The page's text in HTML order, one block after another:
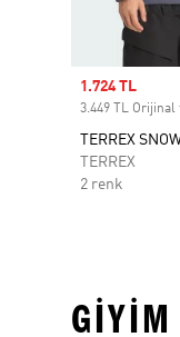
Sale price
1.724 TL
3.449 TL Orijinal
TERREX
TERREX
2 renk
GIYIM